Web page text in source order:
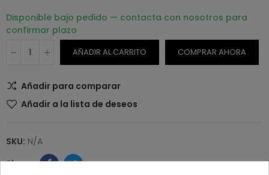
Disponible bajo pedido — contacta con nosotros para
confirmar plazo
AÑADIR AL CARRITO COMPRAR AHORA
Añadir para comparar
Añadir a la lista de deseos
SKU: N/A